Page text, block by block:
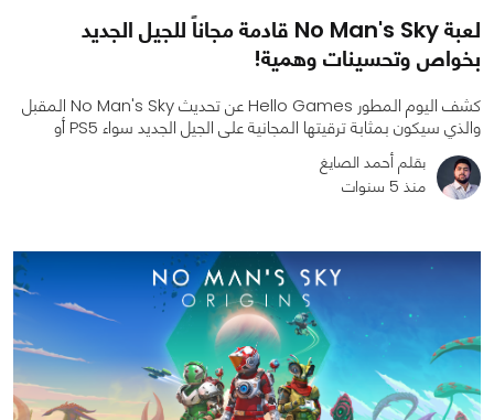
لعبة No Man's Sky قادمة مجاناً للجيل الجديد
بخواص وتحسينات وهمية!
كشف اليوم المطور Hello Games عن تحديث No Man's Sky المقبل
والذي سيكون بمثابة ترقيتها المجانية على الجيل الجديد سواء PS5 أو
بقلم أحمد الصايغ
منذ 5 سنوات